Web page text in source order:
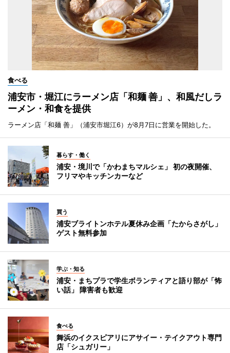
食べる
浦安市・堀江にラーメン店「和麺 善」、和風だしラ
ーメン・和食を提供
ラーメン店「和麺 善」（浦安市堀江6）が8月7日に営業を開始した。
暮らす・働く
浦安・境川で「かわまちマルシェ」 初の夜開催、
フリマやキッチンカーなど
買う
浦安ブライトンホテル夏休み企画「たからさがし」
ゲスト無料参加
学ぶ・知る
浦安・まちプラで学生ボランティアと語り部が「怖
い話」 障害者も歓迎
食べる
舞浜のイクスピアリにアサイー・テイクアウト専門
店「シュガリー」